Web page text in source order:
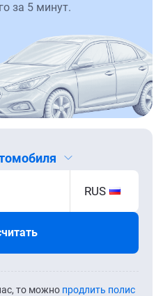
за 5 минут.
RUS
то можно продлить полис